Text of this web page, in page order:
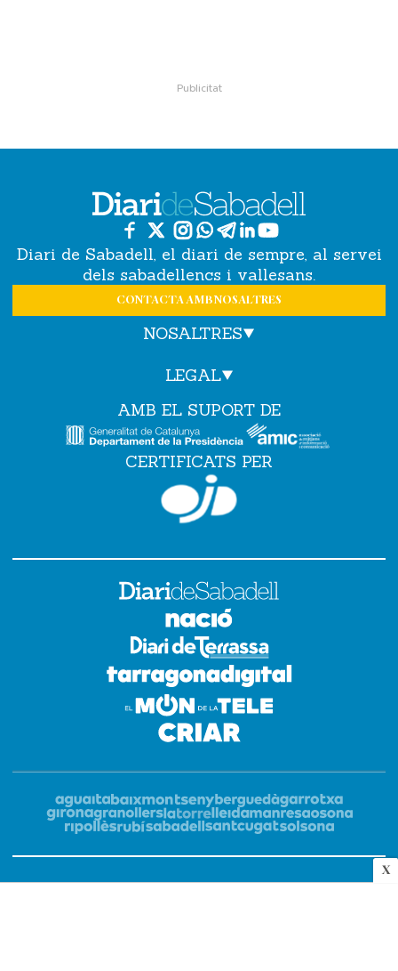
X
Diari de Sabadell, el diari de sempre, al servei
dels sabadellencs i vallesans.
CONTACTA AMB NOSALTRES
NOSALTRES
LEGAL
AMB EL SUPORT DE
CERTIFICATS PER